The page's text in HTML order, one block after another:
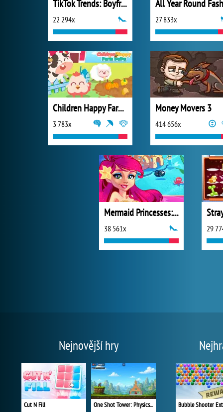
TikTok Trends: Boyfriend Fashion
22 294x 27 833x
Children Happy Farm DuDu
3 783x
Money Movers 3
414 656x
Mermaid Princesses: Underwater Games
38 561x 29
Nejnovější hry
Cut N Fill One Shot Tower: Physics Destroyer Bubble Shooter